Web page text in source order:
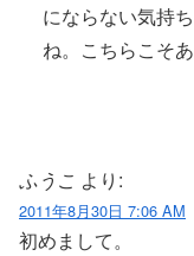
にならない気持
ね。こちらこそあ
ふうこ より:
2011年8月30日 7:06 AM
初めまして。